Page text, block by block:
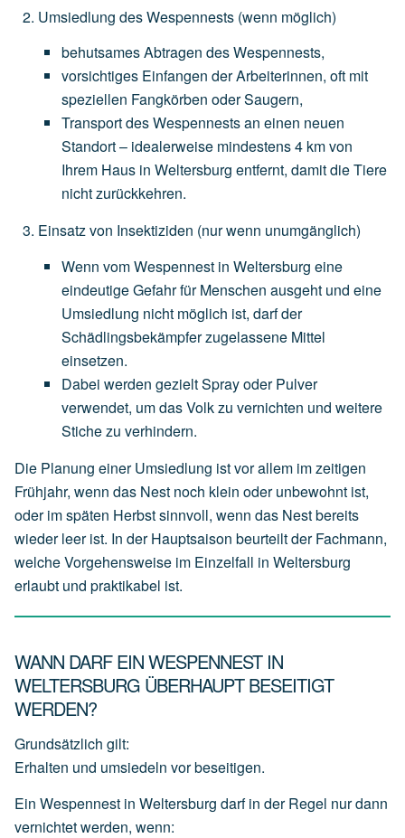
Umsiedlung des Wespennests (wenn möglich)
behutsamesAbtragen desWespennests,
vorsichtiges Einfangen derArbeiterinnen, oft mit
speziellen Fangkörben oderSaugern,
TransportdesWespennestsan einen neuen
Standort– idealerweise mindestens4 kmvon
Ihrem Haus in Weltersburg entfernt, damitdieTiere
nichtzurückkehren.
Einsatz von Insektiziden (nurwenn unumgänglich)
Wenn vomWespennest in Weltersburg eine
eindeutigeGefahrfür Menschen ausgeht und eine
Umsiedlung nicht möglich ist, darfder
Schädlingsbekämpferzugelassene Mittel
einsetzen.
Dabei werden gezieltSprayoder Pulver
verwendet, umdasVolkzu vernichten und weitere
Stichezu verhindern.
Die Planung einer Umsiedlung ist vor allem im zeitigen
Frühjahr, wenn das Nest noch klein oder unbewohnt ist,
oder im späten Herbst sinnvoll, wenn das Nest bereits
wieder leer ist. In der Hauptsaison beurteilt der Fachmann,
welche Vorgehensweise im Einzelfall in Weltersburg
erlaubt und praktikabel ist.
WANN DARF EIN WESPENNEST IN
WELTERSBURG ÜBERHAUPT BESEITIGT
WERDEN?
Grundsätzlich gilt:
Erhalten und umsiedeln vor beseitigen.
Ein Wespennest in Weltersburg darf in der Regel nur dann
vernichtet werden, wenn: